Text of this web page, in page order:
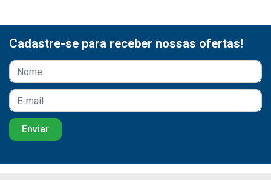
Cadastre-se para receber nossas ofertas!